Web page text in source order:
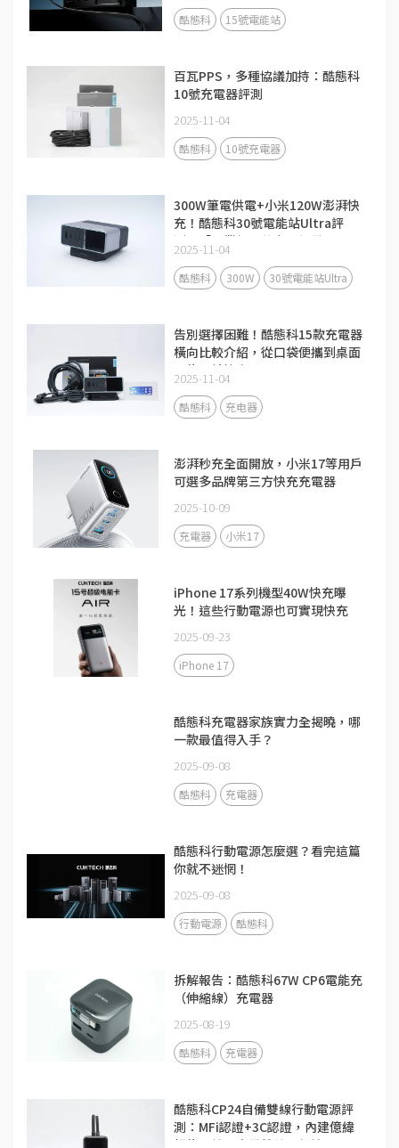
酷態科 15號電能站
百瓦PPS，多種協議加持：酷態科
10號充電器評測
2025-11-04
酷態科 10號充電器
300W筆電供電+小米120W澎湃快
充！酷態科30號電能站Ultra評
測：「畢業級」的充電設備
2025-11-04
酷態科 300W 30號電能站Ultra
告別選擇困難！酷態科15款充電器
橫向比較介紹，從口袋便攜到桌面
全能一站搞定
2025-11-04
酷態科 充电器
澎湃秒充全面開放，小米17等用戶
可選多品牌第三方快充充電器
2025-10-09
充電器 小米17
iPhone 17系列機型40W快充曝
光！這些行動電源也可實現快充
2025-09-23
iPhone 17
酷態科充電器家族實力全揭曉，哪
一款最值得入手？
2025-09-08
酷態科 充電器
酷態科行動電源怎麼選？看完這篇
你就不迷惘！
2025-09-08
行動電源 酷態科
拆解報告：酷態科67W CP6電能充
（伸縮線）充電器
2025-08-19
酷態科 充電器
酷態科CP24自備雙線行動電源評
測：MFi認證+3C認證，內建億緯
鋰能電芯，自備雙線更便攜